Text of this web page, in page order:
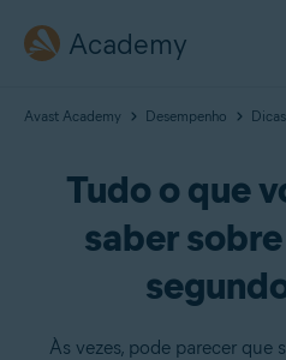
Academy
Avast Academy Desempenho
Tudo o que
saber
Às vezes, pode parecer